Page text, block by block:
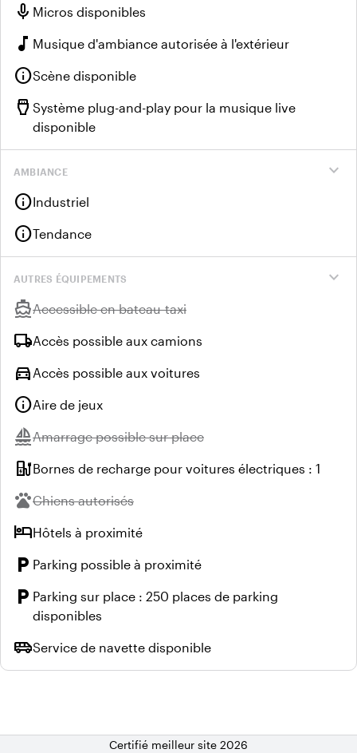
mic Micros disponibles
music_note Musique d'ambiance autorisée à l'extérieur
infoScène disponible
settings_input_hdmi Système plug-and-play pour la musique live
disponible
expand_more
AMBIANCE
infoIndustriel
infoTendance
expand_more
AUTRES ÉQUIPEMENTS
directions_boatIndisponible :
Accessible en bateau-taxi
local_shippingAccès possible aux camions
directions_car Accès possible aux voitures
infoAire de jeux
sailingIndisponible :
Amarrage possible sur place
ev_stationBornes de recharge pour voitures électriques : 1
petsIndisponible :
Chiens autorisés
hotelHôtels à proximité
local_parking Parking possible à proximité
local_parking Parking sur place : 250 places de parking
disponibles
airport_shuttleService de navette disponible
Certifié meilleur site 2026